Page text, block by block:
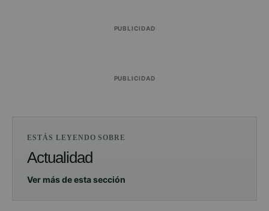
PUBLICIDAD
PUBLICIDAD
ESTÁS LEYENDO SOBRE
Actualidad
Ver más de esta sección